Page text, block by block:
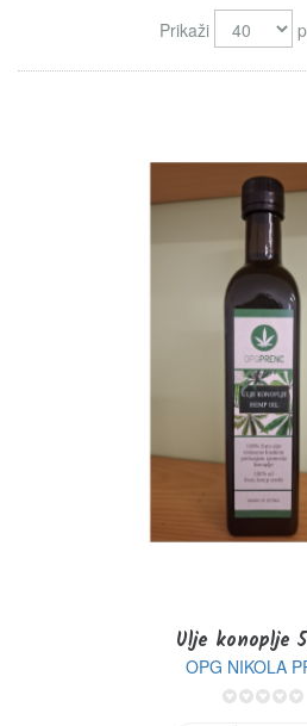
Prikaži
Ulje konoplje
OPG NIKOLA